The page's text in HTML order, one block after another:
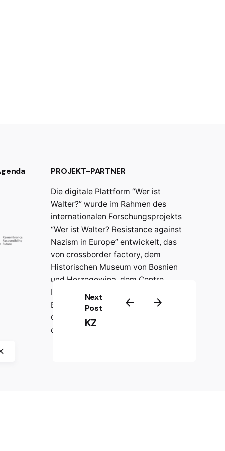
Next
Post
KZ
PROJEKT-PARTNER
Die digitale Plattform “Wer ist
Walter?” wurde im Rahmen des
internationalen Forschungsprojekts
“Wer ist Walter? Resistance against
Nazism in Europe” entwickelt, das
von crossborder factory, dem
Historischen Museum von Bosnien
und Herzegowina, dem Centre
International de Formation
Européenne (CIFE) und der
Gedenkstätte Jasenovac
durchgeführt wurde.